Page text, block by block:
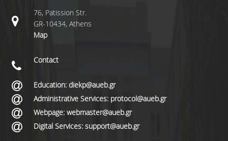
76, Patission Str.
GR-10434, Athens
Map
Contact
Education: diekp@aueb.gr
Administrative Services: protocol@aueb.gr
Webpage: webmaster@aueb.gr
Digital Services: support@aueb.gr